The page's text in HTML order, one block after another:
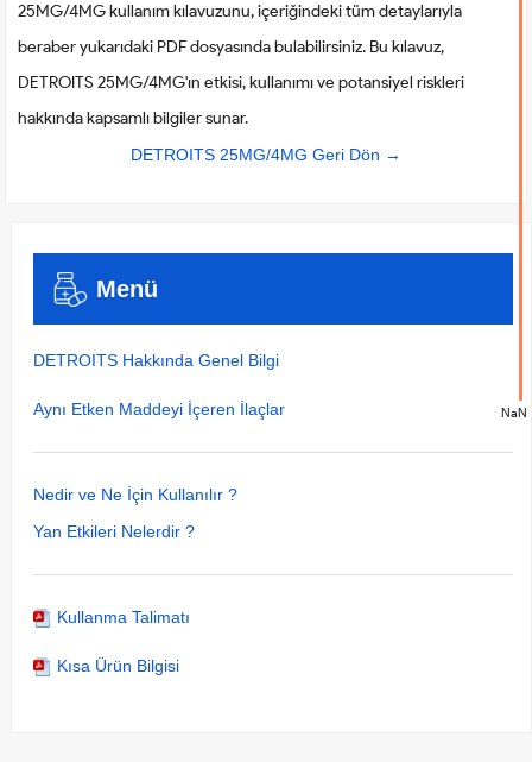
25MG/4MG kullanım kılavuzunu, içeriğindeki tüm detaylarıyla
beraber yukarıdaki PDF dosyasında bulabilirsiniz. Bu kılavuz,
DETROITS 25MG/4MG'ın etkisi, kullanımı ve potansiyel riskleri
hakkında kapsamlı bilgiler sunar.
DETROITS 25MG/4MG Geri Dön →
Menü
DETROITS Hakkında Genel Bilgi
Aynı Etken Maddeyi İçeren İlaçlar
Nedir ve Ne İçin Kullanılır ?
Yan Etkileri Nelerdir ?
Kullanma Talimatı
Kısa Ürün Bilgisi
NaN